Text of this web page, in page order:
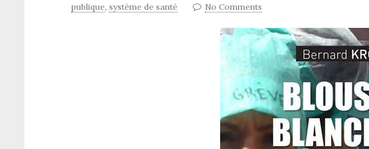
publique, système de santé No Comments